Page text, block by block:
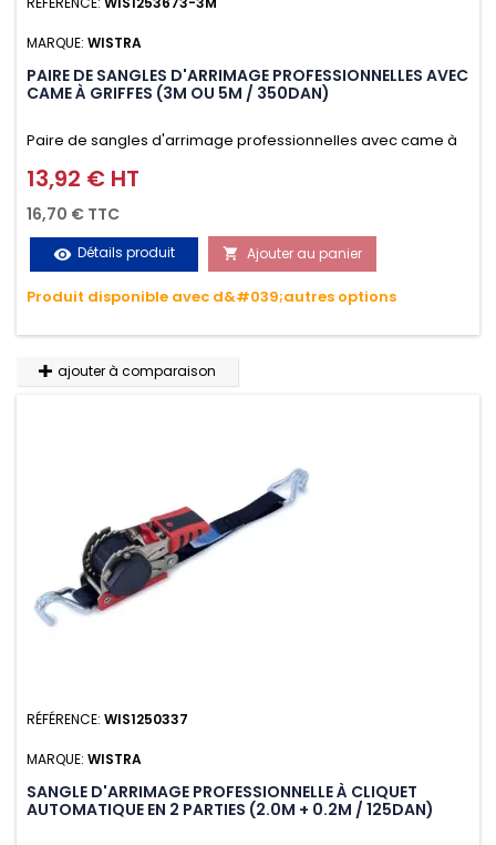
MARQUE: WISTRA
PAIRE DE SANGLES D'ARRIMAGE PROFESSIONNELLES AVEC
CAME À GRIFFES (3M OU 5M / 350DAN)
Paire de sangles d'arrimage professionnelles avec came à
griffes (3M ou 5M / 350daN), simple et rapide d'utilisation.
Permet d'arrimer et de sécuriser vos chargements pendant
le transport. Matière polyester très résistante aux UV et aux
variations de températures, n'absorbe pas l'eau.
Prix
13,92 € HT
16,70 € TTC
visibility Détails produit  Ajouter au panier
Produit disponible avec d&#039;autres options
ajouter à comparaison
RÉFÉRENCE: WIS1250337
MARQUE: WISTRA
SANGLE D'ARRIMAGE PROFESSIONNELLE À CLIQUET
AUTOMATIQUE EN 2 PARTIES (2.0M + 0.2M / 125DAN)